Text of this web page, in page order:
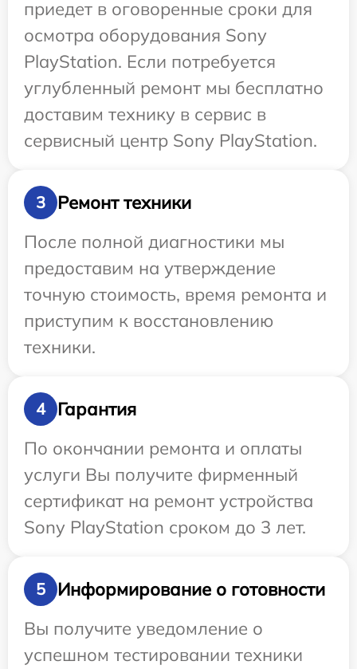
приедет в оговоренные сроки для
осмотра оборудования Sony
PlayStation. Если потребуется
углубленный ремонт мы бесплатно
доставим технику в сервис в
сервисный центр Sony PlayStation.
3
Ремонт техники
После полной диагностики мы
предоставим на утверждение
точную стоимость, время ремонта и
приступим к восстановлению
техники.
4
Гарантия
По окончании ремонта и оплаты
услуги Вы получите фирменный
сертификат на ремонт устройства
Sony PlayStation сроком до 3 лет.
5
Информирование о готовности
Вы получите уведомление о
успешном тестировании техники